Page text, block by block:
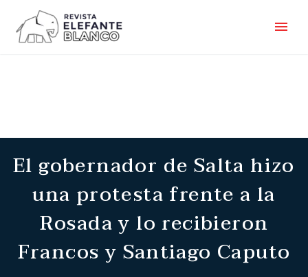
El gobernador de Salta hizo
una protesta frente a la
Rosada y lo recibieron
Francos y Santiago Caputo